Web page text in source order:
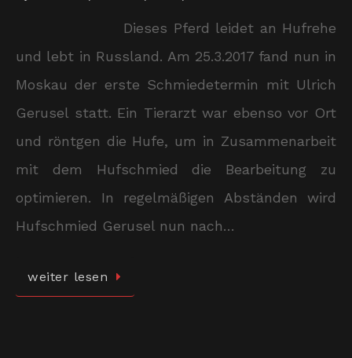
Dieses Pferd leidet an Hufrehe
und lebt in Russland. Am 25.3.2017 fand nun in
Moskau der erste Schmiedetermin mit Ulrich
Gerusel statt. Ein Tierarzt war ebenso vor Ort
und röntgen die Hufe, um in Zusammenarbeit
mit dem Hufschmied die Bearbeitung zu
optimieren. In regelmäßigen Abständen wird
Hufschmied Gerusel nun nach…
weiter lesen